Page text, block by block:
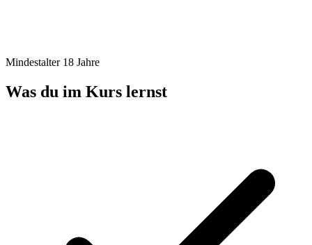
Mindestalter 18 Jahre
Was du im Kurs lernst